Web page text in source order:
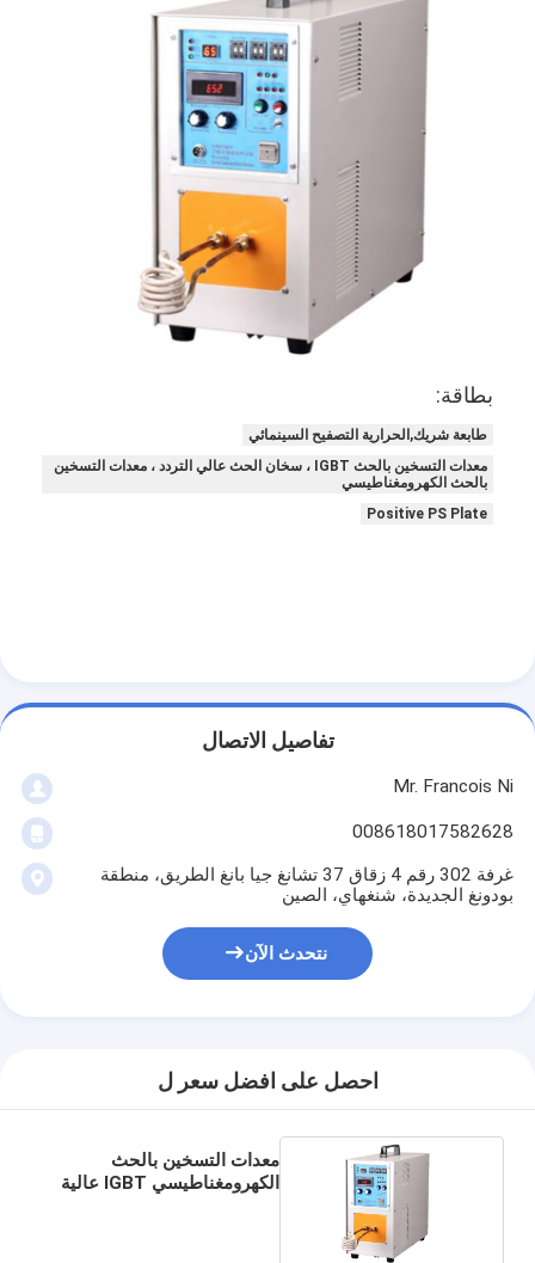
اتصل بنا
قطع الصلب القاعدة
يموت قطع المواد الاستهلاكية
بطاقة:
طابعة شريك,الحرارية التصفيح السينمائي
معدات التسخين بالحث IGBT ، سخان الحث عالي التردد ، معدات التسخين
بالحث الكهرومغناطيسي
Positive PS Plate
تفاصيل الاتصال
Mr. Francois Ni
008618017582628
غرفة 302 رقم 4 زقاق 37 تشانغ جيا بانغ الطريق، منطقة
بودونغ الجديدة، شنغهاي، الصين
نتحدث الآن
احصل على افضل سعر ل
معدات التسخين بالحث
الكهرومغناطيسي IGBT عالية